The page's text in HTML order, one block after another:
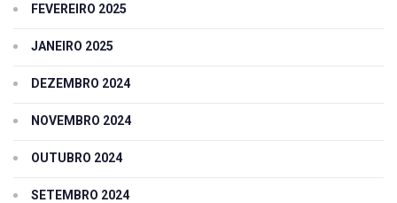
FEVEREIRO 2025
JANEIRO 2025
DEZEMBRO 2024
NOVEMBRO 2024
OUTUBRO 2024
SETEMBRO 2024